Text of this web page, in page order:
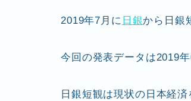
o
o
k
e
2019年7月に 日銀から日銀
今回の発表データは2019年
日銀短観は現状の日本経